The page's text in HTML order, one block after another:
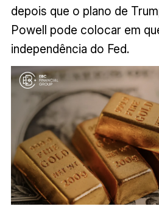
depois que o plano de
Powell pode colocar em
independência do Fed.